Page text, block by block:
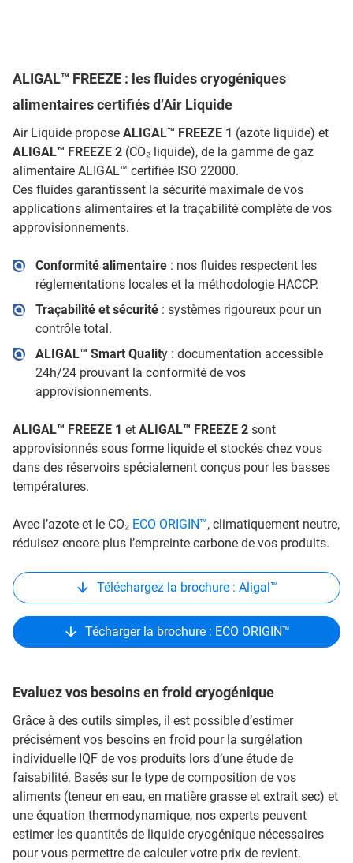
ALIGAL™ FREEZE : les fluides cryogéniques
alimentaires certifiés d’Air Liquide
Air Liquide propose ALIGAL™ FREEZE 1 (azote liquide) et
ALIGAL™ FREEZE 2 (CO₂ liquide), de la gamme de gaz
alimentaire ALIGAL™ certifiée ISO 22000.
Ces fluides garantissent la sécurité maximale de vos
applications alimentaires et la traçabilité complète de vos
approvisionnements.
Conformité alimentaire: nos fluides respectent les
réglementations locales et la méthodologie HACCP.
Traçabilité et sécurité: systèmes rigoureux pour un
contrôle total.
ALIGAL™ Smart Quality : documentation accessible
24h/24 prouvant la conformité de vos
approvisionnements.
ALIGAL™ FREEZE 1 et ALIGAL™ FREEZE 2 sont
approvisionnés sous forme liquide et stockés chez vous
dans des réservoirs spécialement conçus pour les basses
températures.
Avec l’azote et le CO₂ ECO ORIGIN™, climatiquement neutre,
réduisez encore plus l’empreinte carbone de vos produits.
Téléchargez la brochure : Aligal™
Técharger la brochure : ECO ORIGIN™
Evaluez vos besoins en froid cryogénique
Grâce à des outils simples, il est possible d’estimer
précisément vos besoins en froid pour la surgélation
individuelle IQF de vos produits lors d’une étude de
faisabilité. Basés sur le type de composition de vos
aliments (teneur en eau, en matière grasse et extrait sec) et
une équation thermodynamique, nos experts peuvent
estimer les quantités de liquide cryogénique nécessaires
pour vous permettre de calculer votre prix de revient.